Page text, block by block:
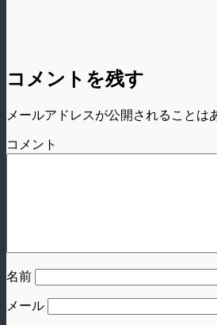
コメントを残す
メールアドレスが公開されることは
コメント
名前
メール